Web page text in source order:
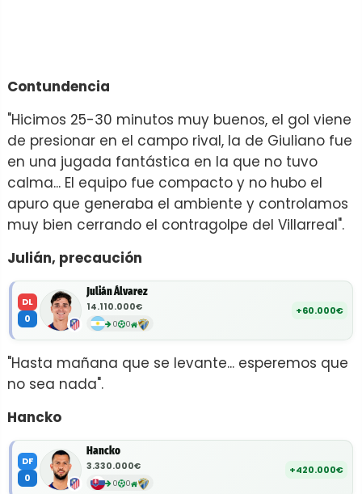
Contundencia
"Hicimos 25-30 minutos muy buenos, el gol viene
de presionar en el campo rival, la de Giuliano fue
en una jugada fantástica en la que no tuvo
calma... El equipo fue compacto y no hubo el
apuro que generaba el ambiente y controlamos
muy bien cerrando el contragolpe del Villarreal".
Julián, precaución
DL
0
Julián Álvarez
14.110.000€
0 0
+60.000€
"Hasta mañana que se levante... esperemos que
no sea nada".
Hancko
DF
0
Hancko
3.330.000€
0 0
+420.000€